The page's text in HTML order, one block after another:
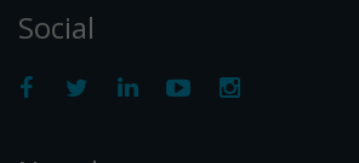
Social